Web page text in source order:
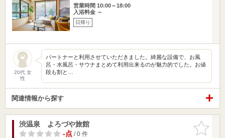
営業時間 10:00～18:00
入浴料金 ～
日帰り
20代 女
性
パートナーと利用させていただきました。綺麗な設備で、お風
呂・水風呂・サウナまとめて利用出来るのが魅力的でした。お値
段も割と…
関連情報から探す
お気に入
りに追加
渋温泉 よろづや旅館
-点/ 0 件